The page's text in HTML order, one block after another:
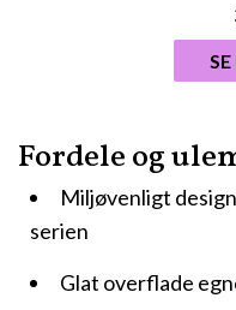
Fordele og
Miljøvenligt
serien
Glat overflade